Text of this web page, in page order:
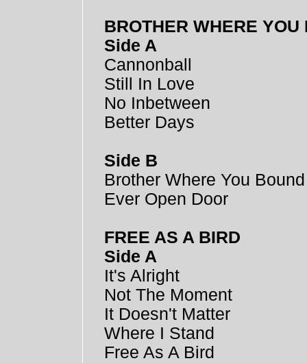
BROTHER WHERE YOU
Side A
Cannonball
Still In Love
No Inbetween
Better Days
Side B
Brother Where You Bound
Ever Open Door
FREE AS A BIRD
Side A
It's Alright
Not The Moment
It Doesn't Matter
Where I Stand
Free As A Bird